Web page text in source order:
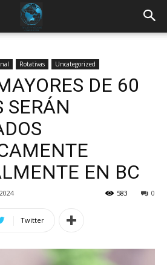
Rotativas Uncategorized
DE 60
SERÁN
EN BC
0
583
Twitter